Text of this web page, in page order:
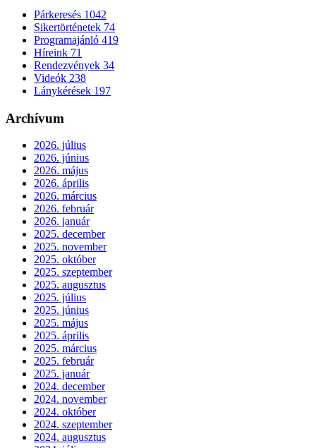
Párkeresés 1042
Sikertörténetek 74
Programajánló 419
Híreink 71
Rendezvények 34
Videók 238
Lánykérések 197
Archívum
2026. július
2026. június
2026. május
2026. április
2026. március
2026. február
2026. január
2025. december
2025. november
2025. október
2025. szeptember
2025. augusztus
2025. július
2025. június
2025. május
2025. április
2025. március
2025. február
2025. január
2024. december
2024. november
2024. október
2024. szeptember
2024. augusztus